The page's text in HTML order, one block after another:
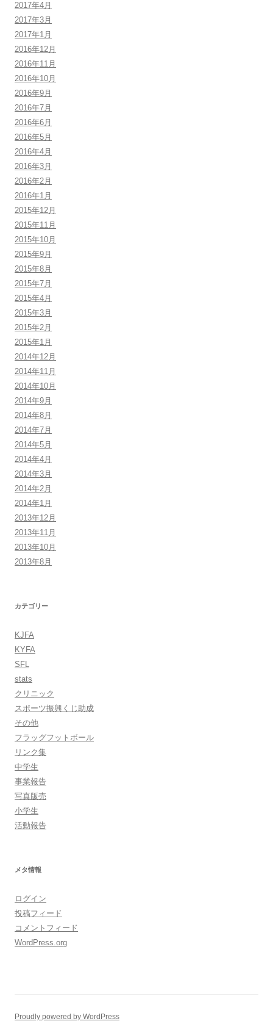
2017年4月
2017年3月
2017年1月
2016年12月
2016年11月
2016年10月
2016年9月
2016年7月
2016年6月
2016年5月
2016年4月
2016年3月
2016年2月
2016年1月
2015年12月
2015年11月
2015年10月
2015年9月
2015年8月
2015年7月
2015年4月
2015年3月
2015年2月
2015年1月
2014年12月
2014年11月
2014年10月
2014年9月
2014年8月
2014年7月
2014年5月
2014年4月
2014年3月
2014年2月
2014年1月
2013年12月
2013年11月
2013年10月
2013年8月
カテゴリー
KJFA
KYFA
SFL
stats
クリニック
スポーツ振興くじ助成
その他
フラッグフットボール
リンク集
中学生
事業報告
写真版売
小学生
活動報告
メタ情報
ログイン
投稿フィード
コメントフィード
WordPress.org
Proudly powered by WordPress